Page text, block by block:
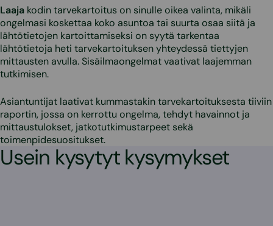
Laaja kodin tarvekartoitus on sinulle oikea valinta, mikäli
ongelmasi koskettaa koko asuntoa tai suurta osaa siitä ja
lähtötietojen kartoittamiseksi on syytä tarkentaa
lähtötietoja heti tarvekartoituksen yhteydessä tiettyjen
mittausten avulla. Sisäilmaongelmat vaativat laajemman
tutkimisen.
Asiantuntijat laativat kummastakin tarvekartoituksesta tiiviin
raportin, jossa on kerrottu ongelma, tehdyt havainnot ja
mittaustulokset, jatkotutkimustarpeet sekä
toimenpidesuositukset.
Usein kysytyt kysymykset